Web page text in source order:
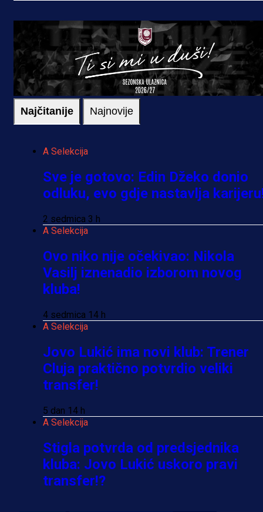
Najčitanije Najnovije
A Selekcija
Sve je gotovo: Edin Džeko donio
odluku, evo gdje nastavlja
2 sedmica 3 h
A Selekcija
Ovo niko nije očekivao: Nikola
Vasilj iznenadio izborom novog
kluba!
4 sedmica 14 h
A Selekcija
Jovo Lukić ima novi klub: Trener
Cluja praktično potvrdio veliki
transfer!
5 dan 14 h
A Selekcija
Stigla potvrda od predsjednika
kluba: Jovo Lukić uskoro pravi
transfer!?